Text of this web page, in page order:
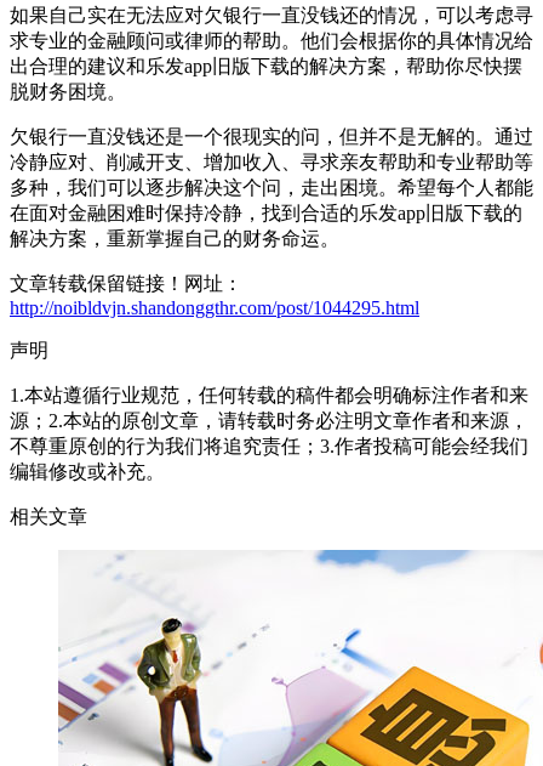
如果自己实在无法应对欠银行一直没钱还的情况，可以考虑寻
求专业的金融顾问或律师的帮助。他们会根据你的具体情况给
出合理的建议和乐发app旧版下载的解决方案，帮助你尽快摆
脱财务困境。
欠银行一直没钱还是一个很现实的问，但并不是无解的。通过
冷静应对、削减开支、增加收入、寻求亲友帮助和专业帮助等
多种，我们可以逐步解决这个问，走出困境。希望每个人都能
在面对金融困难时保持冷静，找到合适的乐发app旧版下载的
解决方案，重新掌握自己的财务命运。
文章转载保留链接！网址：
http://noibldvjn.shandonggthr.com/post/1044295.html
声明
1.本站遵循行业规范，任何转载的稿件都会明确标注作者和来
源；2.本站的原创文章，请转载时务必注明文章作者和来源，
不尊重原创的行为我们将追究责任；3.作者投稿可能会经我们
编辑修改或补充。
相关文章